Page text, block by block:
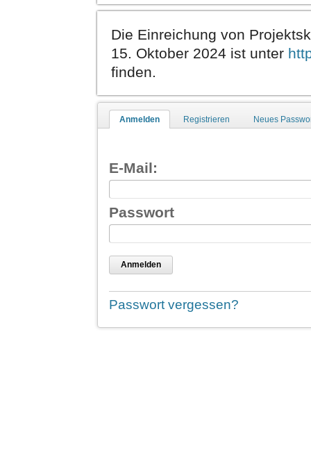
Die Einreichung von
15. Oktober 2024 ist unter
finden.
Anmelden Registrieren Neues
E-Mail:
Passwort
Anmelden
Passwort vergessen?